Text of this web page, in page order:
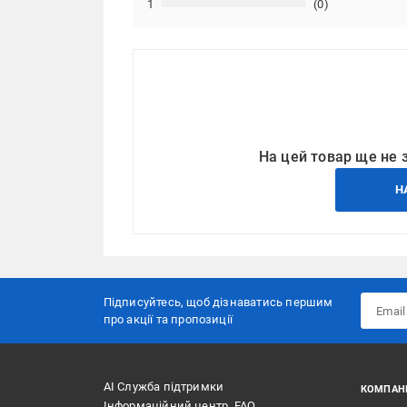
1 (0)
На цей товар ще не
Підписуйтесь, щоб дізнаватись першим
про акції та пропозиції
АІ Служба підтримки